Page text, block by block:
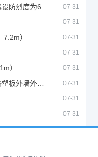
07-31
07-31
） 07-31
07-31
） 07-31
07-31
07-31
07-31